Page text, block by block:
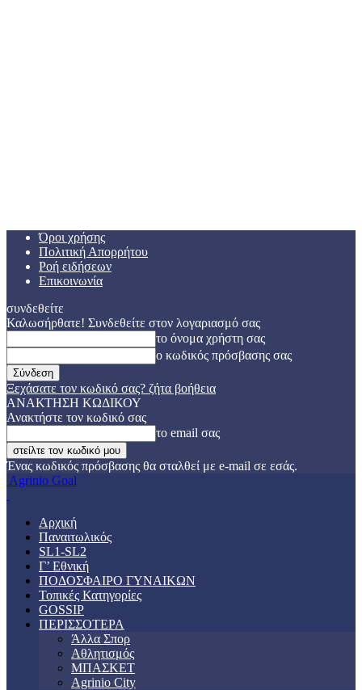
Όροι χρήσης
Πολιτική Απορρήτου
Ροή ειδήσεων
Επικοινωνία
συνδεθείτε
Καλωσήρθατε! Συνδεθείτε στον λογαριασμό σας
το όνομα χρήστη σας
ο κωδικός πρόσβασης σας
Ξεχάσατε τον κωδικό σας? ζήτα βοήθεια
ΑΝΑΚΤΗΣΗ ΚΩΔΙΚΟΥ
Ανακτήστε τον κωδικό σας
το email σας
Ένας κωδικός πρόσβασης θα σταλθεί με e-mail σε εσάς.
Agrinio Goal
Αρχική
Παναιτωλικός
SL1-SL2
Γ’ Εθνική
ΠΟΔΟΣΦΑΙΡΟ ΓΥΝΑΙΚΩΝ
Τοπικές Κατηγορίες
GOSSIP
ΠΕΡΙΣΣΟΤΕΡΑ
Άλλα Σπορ
Αθλητισμός
ΜΠΑΣΚΕΤ
Agrinio City